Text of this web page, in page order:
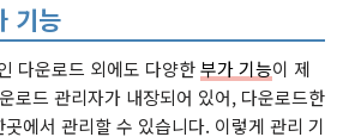
기능
다운로드 외에도 다양한부가 기능이 제
로드 관리자가 내장되어 있어, 다운로드한
에서 관리할 수 있습니다. 이렇게 관리 기